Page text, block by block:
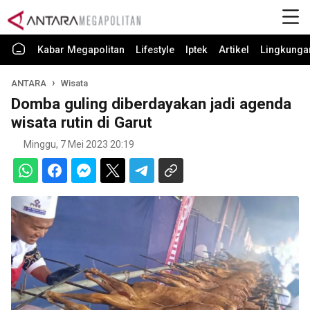
Kabar Megapolitan Lifestyle Iptek Artikel
ANTARA Wisata
Domba guling diberdayakan jadi agenda
wisata rutin di Garut
Minggu, 7 Mei 2023 20:19